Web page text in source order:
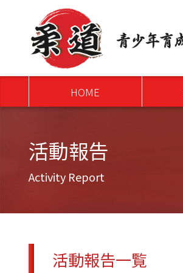
HOME
活動報告
Activity Report
活動報告一覧